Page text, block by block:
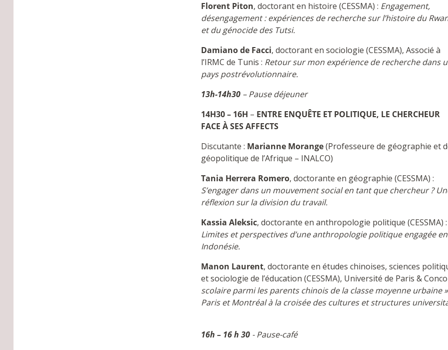
Florent Piton, doctorant en histoire (CESSMA) : Engagement,
désengagement : expériences de recherche sur l’histoire du
et du génocide des Tutsi.
Damiano de Facci, doctorant en sociologie (CESSMA), Associé à
l’IRMC de Tunis : Retour sur mon expérience de recherche dans
pays postrévolutionnaire.
13h-14h30 – Pause déjeuner
14H30 – 16H – ENTRE ENQUÊTE ET POLITIQUE, LE CHERCHEUR
FACE À SES AFFECTS
Discutante : Marianne Morange(Professeure de géographie et
géopolitique de l’Afrique – INALCO)
Tania Herrera Romero, doctorante en géographie (CESSMA) :
S’engager dans un mouvement social en tant que chercheur ?
réflexion sur la division du travail.
Kassia Aleksic, doctorante en anthropologie politique (CESSMA) :
Limites et perspectives d’une anthropologie politique engagée en
Indonésie.
Manon Laurent, doctorante en études chinoises, sciences
et sociologie de l’éducation (CESSMA), Université de Paris &
scolaire parmi les parents chinois de la classe moyenne urbaine
Paris et Montréal à la croisée des cultures et structures
16h – 16 h 30 - Pause-café